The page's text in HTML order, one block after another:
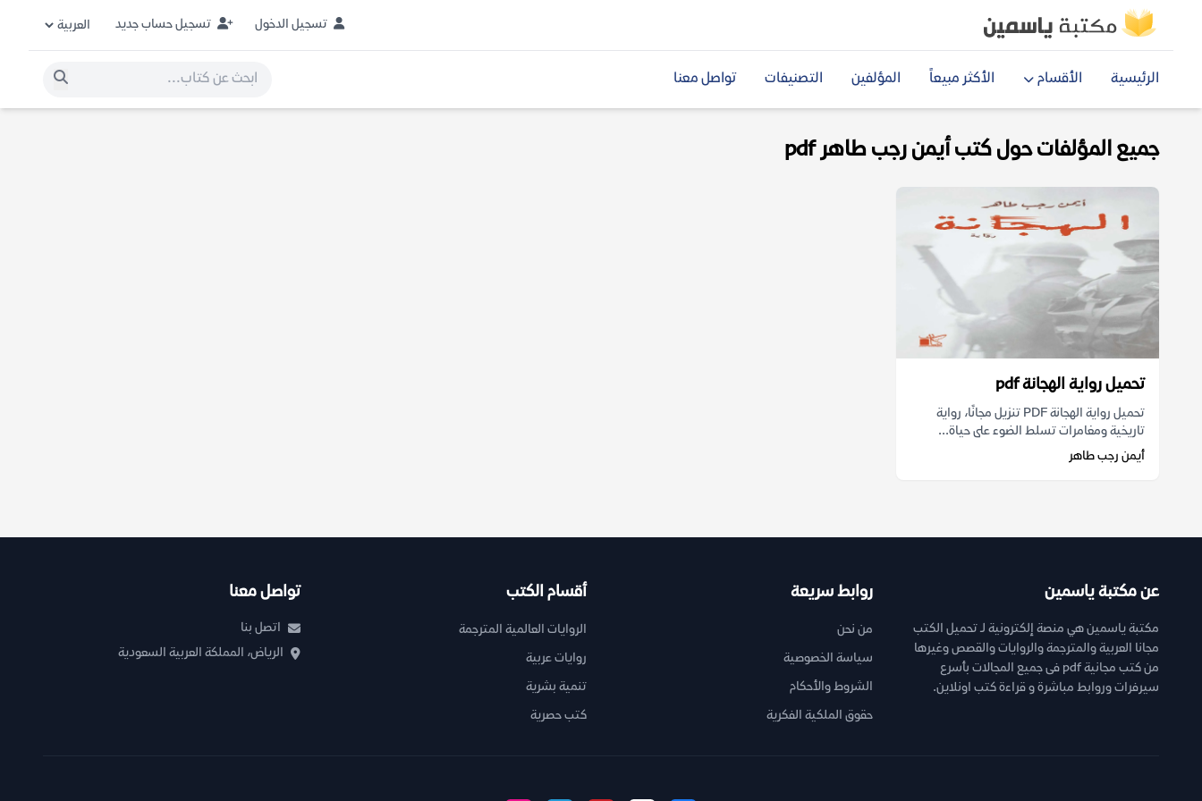
تسجيل الدخول تسجيل حساب جديد
الرئيسية الأقسام الأكثر مبيعاً المؤلفين التصنيفات تواصل معنا
جميع المؤلفات حول كتب أيمن رجب طاهر pdf
تحميل رواية الهجانة pdf
تحميل رواية الهجانة PDF تنزيل مجانًا، رواية
تاريخية ومغامرات تسلط الضوء على حياة...
أيمن رجب طاهر
عن مكتبة ياسمين
مكتبة ياسمين هي منصة إلكترونية لـ تحميل الكتب
مجانا العربية والمترجمة والروايات والقصص وغيرها
من كتب مجانية pdf فى جميع المجالات بأسرع
سيرفرات وروابط مباشرة و قراءة كتب اونلاين.
روابط سريعة
من نحن
سياسة الخصوصية
الشروط والأحكام
حقوق الملكية الفكرية
أقسام الكتب
الروايات العالمية المترجمة
روايات عربية
تنمية بشرية
كتب حصرية
تواصل معنا
اتصل بنا
الرياض، المملكة العربية السعودية